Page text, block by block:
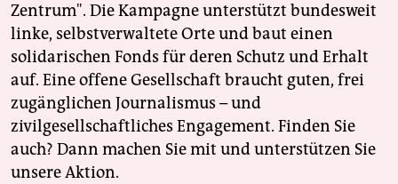
Zentrum". Die Kampagne unterstützt bundesweit
linke, selbstverwaltete Orte und baut einen
solidarischen Fonds für deren Schutz und Erhalt
auf. Eine offene Gesellschaft braucht guten, frei
zugänglichen Journalismus – und
zivilgesellschaftliches Engagement. Finden Sie
auch? Dann machen Sie mit und unterstützen Sie
unsere Aktion.